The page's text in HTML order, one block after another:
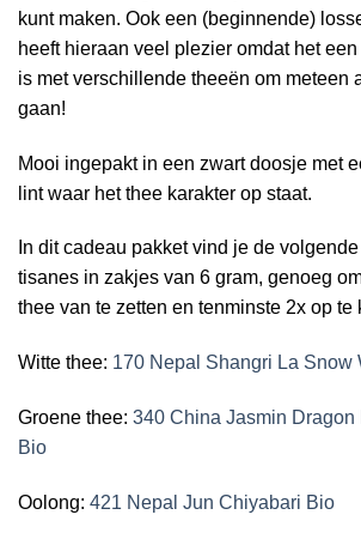
kunt maken. Ook een (beginnende)
heeft hieraan veel plezier omdat het
is met verschillende theeën om meteen
gaan!
Mooi ingepakt in een zwart doosje met
lint waar het thee karakter op staat.
In dit cadeau pakket vind je de
tisanes in zakjes van 6 gram, genoeg
thee van te zetten en tenminste 2x op te
Witte thee: 170 Nepal Shangri La Snow
Groene thee: 340 China Jasmin
Bio
Oolong: 421 Nepal Jun Chiyabari Bio